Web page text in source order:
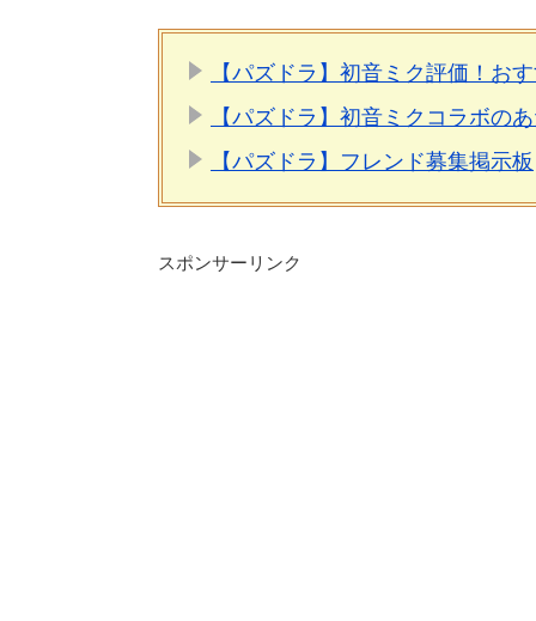
【パズドラ】初音ミク評価！お
【パズドラ】初音ミクコラボの
【パズドラ】フレンド募集掲示板
スポンサーリンク